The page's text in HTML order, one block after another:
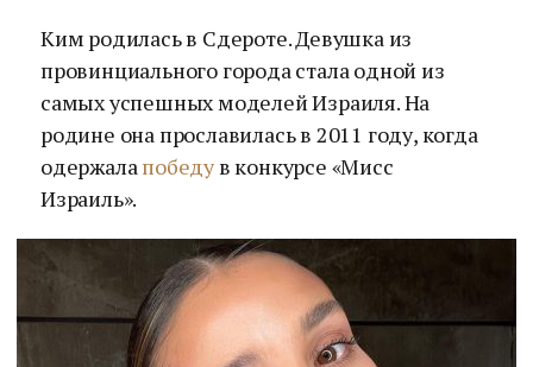
Ким родилась в Сдероте. Девушка из
провинциального города стала одной из
самых успешных моделей Израиля. На
родине она прославилась в 2011 году, когда
одержалапобедув конкурсе «Мисс
Израиль».